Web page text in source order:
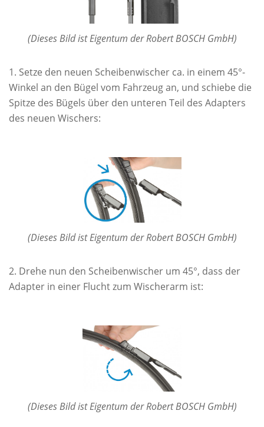
(Dieses Bild ist Eigentum der Robert BOSCH GmbH)
Setze den neuen Scheibenwischer ca. in einem 45°-
Winkel an den Bügel vom Fahrzeug an, und schiebe die
Spitze des Bügels über den unteren Teil des Adapters
des neuen Wischers:
(Dieses Bild ist Eigentum der Robert BOSCH GmbH)
Drehe nun den Scheibenwischer um 45°, dass der
Adapter in einer Flucht zum Wischerarm ist:
(Dieses Bild ist Eigentum der Robert BOSCH GmbH)